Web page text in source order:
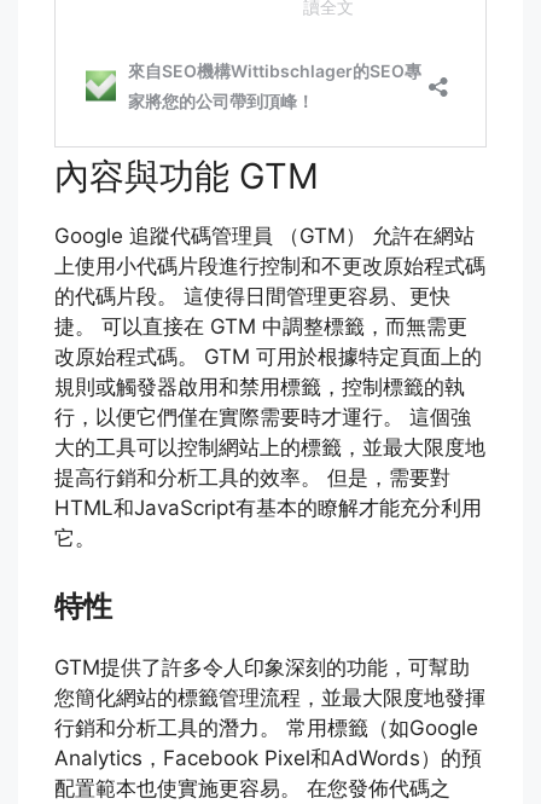
內容與功能 GTM
Google 追蹤代碼管理員 （GTM） 允許在網站
上使用小代碼片段進行控制和不更改原始程式碼
的代碼片段。 這使得日間管理更容易、更快
捷。 可以直接在 GTM 中調整標籤，而無需更
改原始程式碼。 GTM 可用於根據特定頁面上的
規則或觸發器啟用和禁用標籤，控制標籤的執
行，以便它們僅在實際需要時才運行。 這個強
大的工具可以控制網站上的標籤，並最大限度地
提高行銷和分析工具的效率。 但是，需要對
HTML和JavaScript有基本的瞭解才能充分利用
它。
特性
GTM提供了許多令人印象深刻的功能，可幫助
您簡化網站的標籤管理流程，並最大限度地發揮
行銷和分析工具的潛力。 常用標籤（如Google
Analytics，Facebook Pixel和AdWords）的預
配置範本也使實施更容易。 在您發佈代碼之